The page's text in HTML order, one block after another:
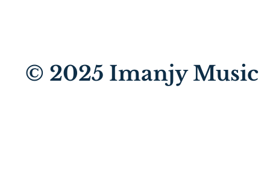
© 2025 Imanjy Music